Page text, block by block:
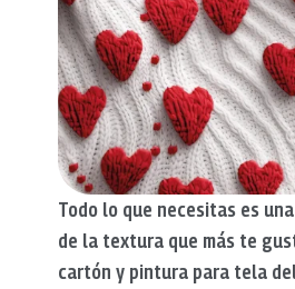
Todo lo que necesitas es
de la textura que más te
cartón y pintura para tela